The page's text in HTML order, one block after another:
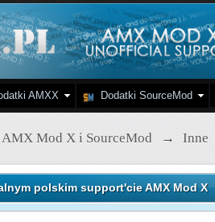
AMXX Dodatki SourceMod
Mod X i SourceMod → Inne
polskim support'cie AMX Mod X